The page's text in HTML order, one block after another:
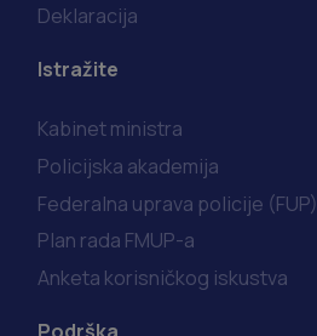
Deklaracija
Istražite
Kabinet ministra
Policijska akademija
Federalna uprava policije (FUP)
Plan rada FMUP-a
Anketa korisničkog iskustva